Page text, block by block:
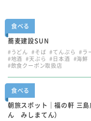
食べる
蕎麦建設SUN
#うどん #そば #てんぷら #ラ
#地酒 #天ぷら #日本酒 #海鮮
#飲食クーポン取扱店
食べる
朝旅スポット｜福の軒 三
ん みしまてん）